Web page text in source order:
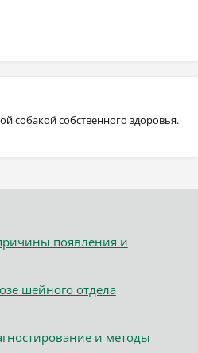
собакой собственного здоровья.
появления и
шейного отдела
и методы